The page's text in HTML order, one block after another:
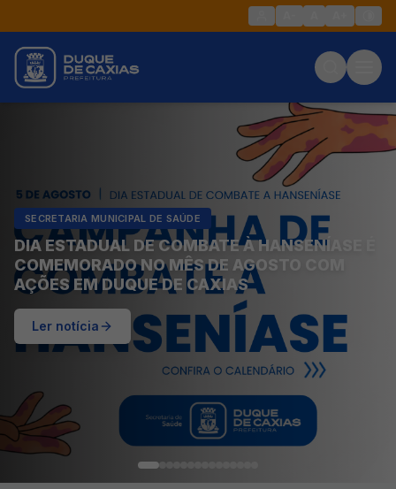
SECRETARIA MUNICIPAL DE SAÚDE
DIA ESTADUAL DE COMBATE À HANSENÍASE É
COMEMORADO NO MÊS DE AGOSTO COM
AÇÕES EM DUQUE DE CAXIAS
Ler notícia